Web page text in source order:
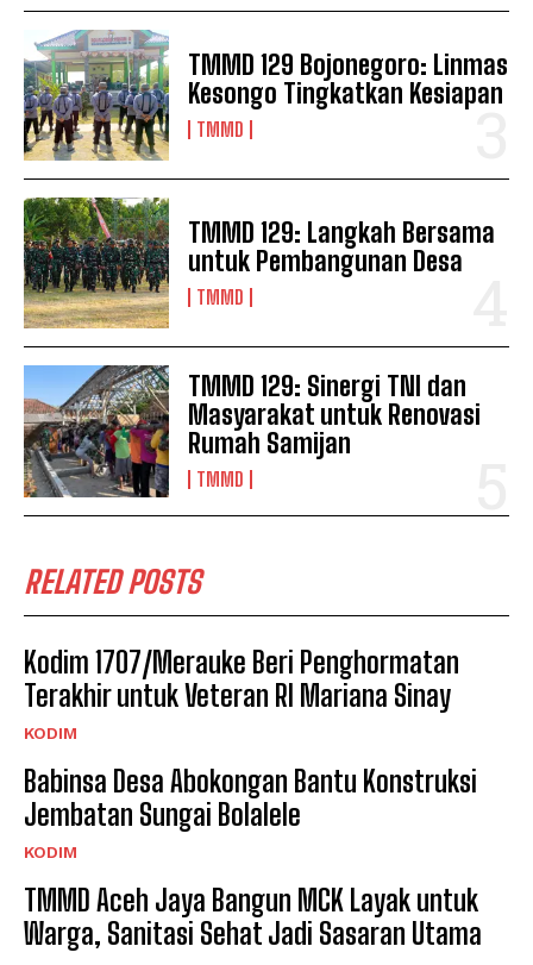
TMMD 129 Bojonegoro: Linmas
Kesongo Tingkatkan Kesiapan
TMMD
TMMD 129: Langkah Bersama
untuk Pembangunan Desa
TMMD
TMMD 129: Sinergi TNI dan
Masyarakat untuk Renovasi
Rumah Samijan
TMMD
RELATED POSTS
Kodim 1707/Merauke Beri Penghormatan
Terakhir untuk Veteran RI Mariana Sinay
KODIM
Babinsa Desa Abokongan Bantu Konstruksi
Jembatan Sungai Bolalele
KODIM
TMMD Aceh Jaya Bangun MCK Layak untuk
Warga, Sanitasi Sehat Jadi Sasaran Utama